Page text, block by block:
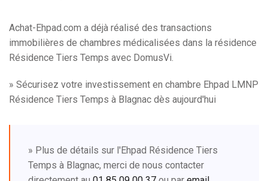
Achat-Ehpad.com a déjà réalisé des transactions
immobilières de chambres médicalisées dans la résidence
Résidence Tiers Temps avec DomusVi.
» Sécurisez votre investissement en chambre Ehpad LMNP
Résidence Tiers Temps à Blagnac dès aujourd'hui
» Plus de détails sur l'Ehpad Résidence Tiers
Temps à Blagnac, merci de nous contacter